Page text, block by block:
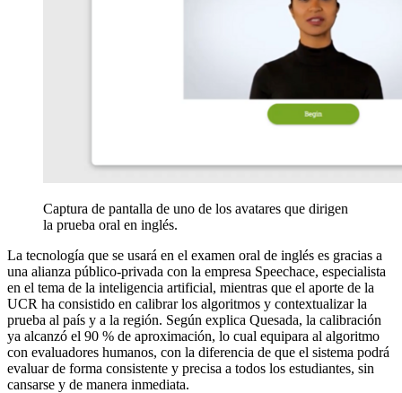
Captura de pantalla de uno de los avatares que dirigen
la prueba oral en inglés.
La tecnología que se usará en el examen oral de inglés es gracias a
una alianza público-privada con la empresa Speechace, especialista
en el tema de la inteligencia artificial, mientras que el aporte de la
UCR ha consistido en calibrar los algoritmos y contextualizar la
prueba al país y a la región. Según explica Quesada, la calibración
ya alcanzó el 90 % de aproximación, lo cual equipara al algoritmo
con evaluadores humanos, con la diferencia de que el sistema podrá
evaluar de forma consistente y precisa a todos los estudiantes, sin
cansarse y de manera inmediata.